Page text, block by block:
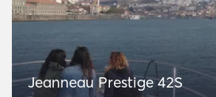
Jeanneau Prestige 42S